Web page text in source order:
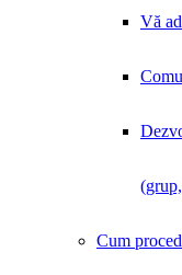
Vă
Cum